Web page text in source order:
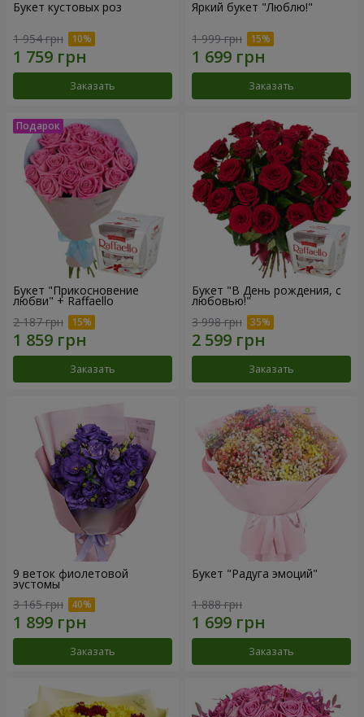
Букет кустовых роз
1 954 грн
Заказать
Яркий букет "Люблю!"
1 999 грн
Заказать
Букет "Прикосновение
любви" + Raffaello
2 187 грн
Заказать
Букет "В День рождения, с
любовью!"
3 998 грн
Заказать
9 веток фиолетовой
эустомы
3 165 грн
Заказать
Букет "Радуга эмоций"
1 888 грн
Заказать